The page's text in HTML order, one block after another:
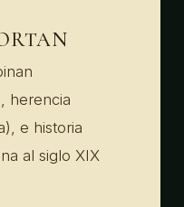
herencia
e historia
al siglo XIX